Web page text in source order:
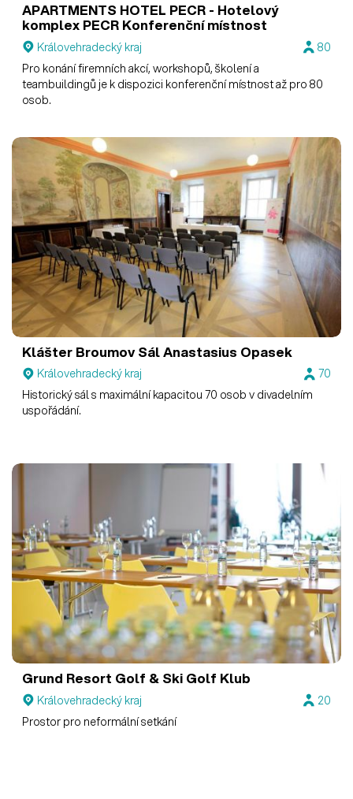
APARTMENTS HOTEL PECR - Hotelový
komplex PECR Konferenční místnost
Královehradecký kraj
80
Pro konání firemních akcí, workshopů, školení a
teambuildingů je k dispozici konferenční místnost až pro 80
osob.
Klášter BroumovSál Anastasius Opasek
Královehradecký kraj
70
Historický sál s maximální kapacitou 70 osob v divadelním
uspořádání.
Grund Resort Golf & Ski Golf Klub
Královehradecký kraj
20
Prostor pro neformální setkání